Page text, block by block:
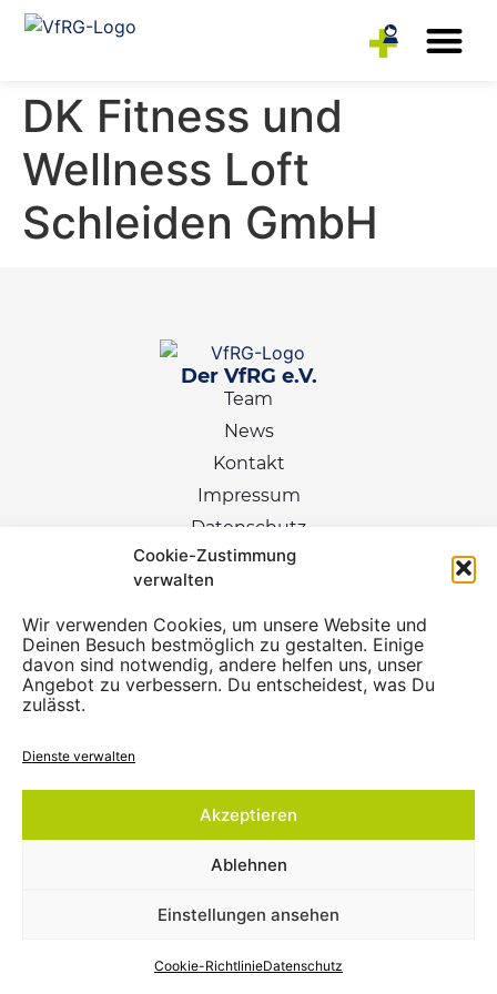
Cookie-Zustimmung
verwalten
Wir verwenden Cookies, um unsere Website und
Deinen Besuch bestmöglich zu gestalten. Einige
davon sind notwendig, andere helfen uns, unser
Angebot zu verbessern. Du entscheidest, was Du
zulässt.
Dienste verwalten
Akzeptieren
Ablehnen
Einstellungen ansehen
Cookie-RichtlinieDatenschutz
DK Fitness und
Wellness Loft
Schleiden GmbH
Der VfRG e.V.
Team
News
Kontakt
Impressum
Datenschutz
Sprechzeiten
Mi: 12:00 – 15:00 Uhr
Wie kann ich dir helfen?